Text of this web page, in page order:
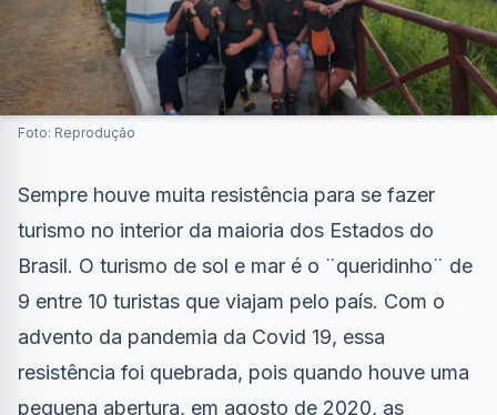
Foto: Reprodução
Sempre houve muita resistência para se fazer
turismo no interior da maioria dos Estados do
Brasil. O turismo de sol e mar é o ¨queridinho¨ de
9 entre 10 turistas que viajam pelo país. Com o
advento da pandemia da Covid 19, essa
resistência foi quebrada, pois quando houve uma
pequena abertura, em agosto de 2020, as